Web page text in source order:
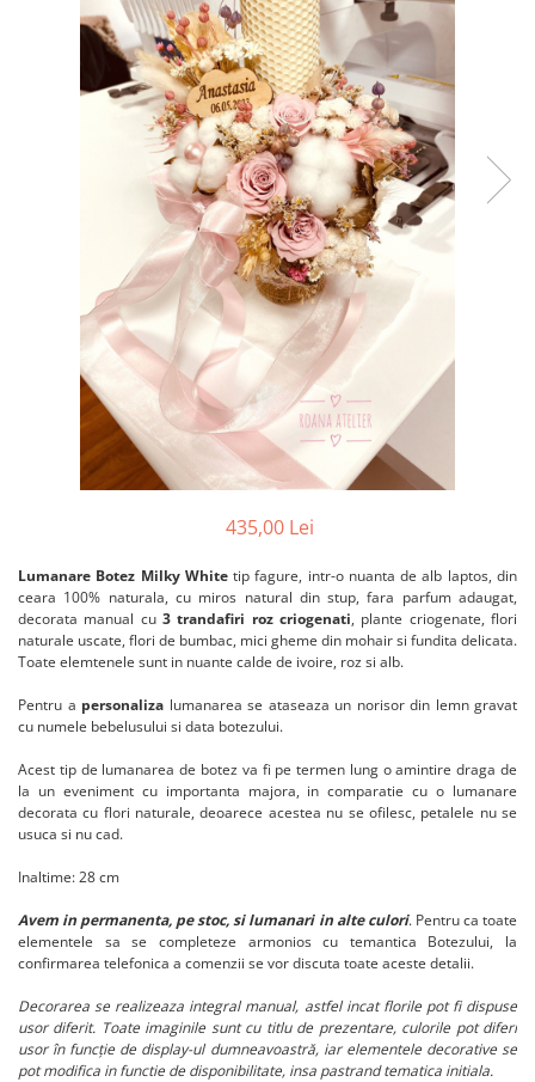
435,00 Lei
Lumanare Botez Milky Whitetip fagure, intr-o nuanta de alb laptos, din
ceara 100% naturala, cu miros natural din stup, fara parfum adaugat,
decorata manual cu 3 trandafiri roz criogenati, plante criogenate, flori
naturale uscate, flori de bumbac, mici gheme din mohair si fundita delicata.
Toate elemtenele sunt in nuante calde de ivoire, roz si alb.
Pentru a personaliza lumanarea se ataseaza un norisor din lemn gravat
cu numele bebelusului si data botezului.
Acest tip de lumanarea de botez va fi pe termen lung o amintire draga de
la un eveniment cu importanta majora, in comparatie cu o lumanare
decorata cu flori naturale, deoarece acestea nu se ofilesc, petalele nu se
usuca si nu cad.
Inaltime: 28 cm
Avem in permanenta, pe stoc, si lumanari in alte culori. Pentru ca toate
elementele sa se completeze armonios cu temantica Botezului, la
confirmarea telefonica a comenzii se vor discuta toate aceste detalii.
Decorarea se realizeaza integral manual, astfel incat florile pot fi dispuse
usor diferit. Toate imaginile sunt cu titlu de prezentare, culorile pot diferi
usor în funcție de display-ul dumneavoastră, iar elementele decorative se
pot modifica in functie de disponibilitate, insa pastrand tematica initiala.